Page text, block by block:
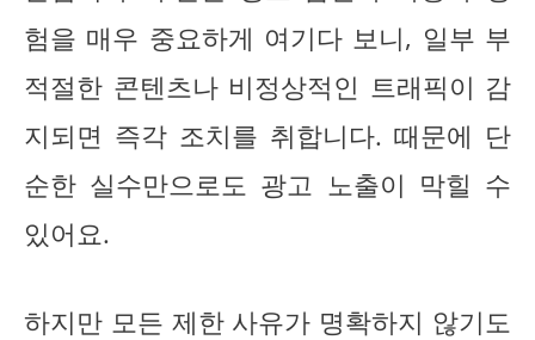
험을 매우 중요하게 여기다 보니, 일부 부
적절한 콘텐츠나 비정상적인 트래픽이 감
지되면 즉각 조치를 취합니다. 때문에 단
순한 실수만으로도 광고 노출이 막힐 수
있어요.
하지만 모든 제한 사유가 명확하지 않기도